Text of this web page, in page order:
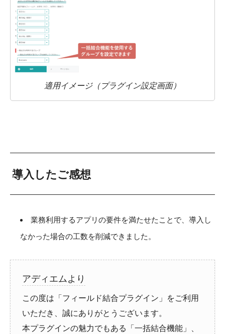
適用イメージ（プラグイン設定画面）
導入したご感想
業務利用するアプリの要件を満たせたことで、導入し
なかった場合の工数を削減できました。
アディエムより
この度は「フィールド結合プラグイン」をご利用
いただき、誠にありがとうございます。
本プラグインの魅力でもある「一括結合機能」、